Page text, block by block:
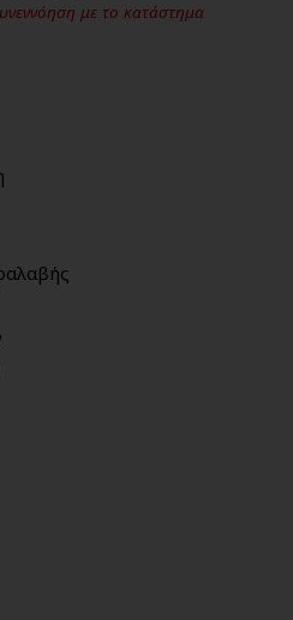
με το κατάστημα